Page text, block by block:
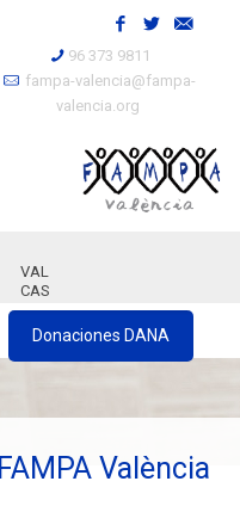
96 373 9811
fampa-valencia@fampa-
valencia.org
VAL
CAS
Donaciones DANA
FAMPA València